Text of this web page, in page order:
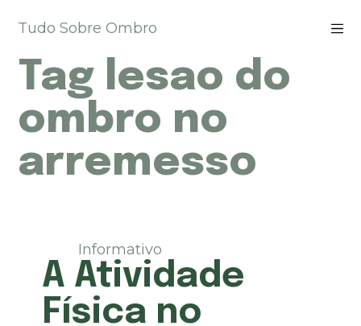
u
a
a
a
o
Tudo Sobre Ombro
Tag lesao do
ombro no
arremesso
Informativo
A Atividade
Física no